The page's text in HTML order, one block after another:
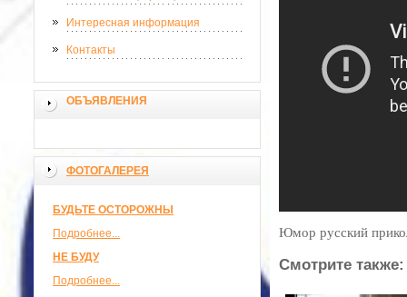
Интересная информация
Контакты
ОБЪЯВЛЕНИЯ
ФОТОГАЛЕРЕЯ
БУДЬТЕ ОСТОРОЖНЫ
Подробнее...
НЕ БУДУ
Подробнее...
Юмор русский
Смотрите также: